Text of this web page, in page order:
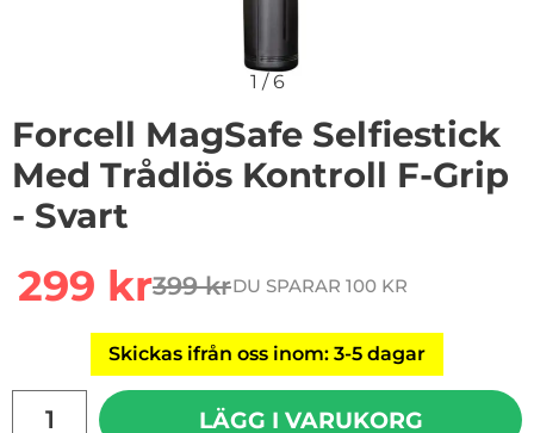
1 /6
Forcell MagSafe Selfiestick
Med Trådlös Kontroll F-Grip
- Svart
rea pris
299 krtidigare pris
399 krDU SPARAR 100 KR
Skickas ifrån oss inom: 3-5 dagar
LÄGG I VARUKORG